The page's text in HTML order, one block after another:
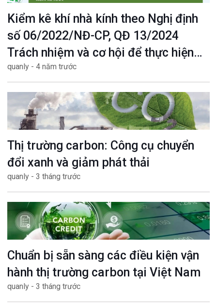
Kiểm kê khí nhà kính theo Nghị định
số 06/2022/NĐ-CP, QĐ 13/2024
Trách nhiệm và cơ hội để thực hiện
mục tiêu Net zero
quanly - 4 năm trước
Thị trường carbon: Công cụ chuyển
đổi xanh và giảm phát thải
quanly - 3 tháng trước
Chuẩn bị sẵn sàng các điều kiện vận
hành thị trường carbon tại Việt Nam
quanly - 3 tháng trước